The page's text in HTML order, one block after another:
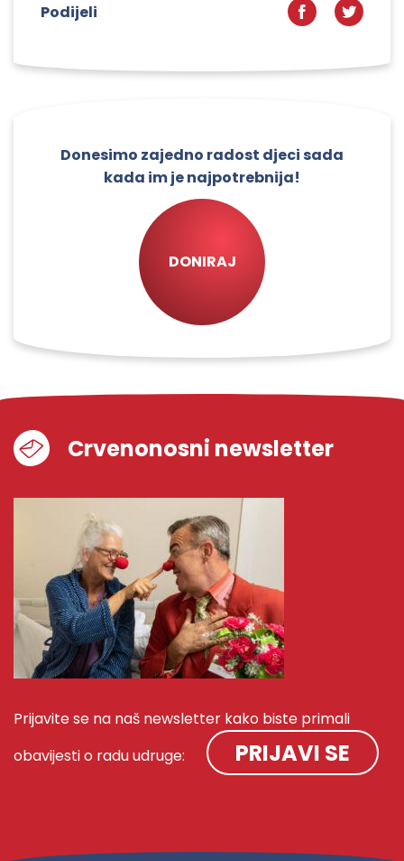
Podijeli
Donesimo zajedno radost djeci sada
kada im je najpotrebnija!
DONIRAJ
Crvenonosni newsletter
Prijavite se na naš newsletter kako biste primali
obavijesti o radu udruge:
PRIJAVI SE